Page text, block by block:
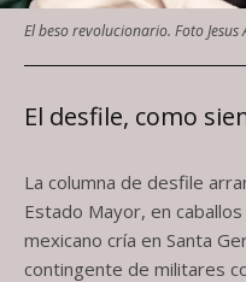
El beso revolucionario. Foto Jesus
El desfile, como
La columna de desfile
Estado Mayor, en
mexicano cría en Santa
contingente de militares